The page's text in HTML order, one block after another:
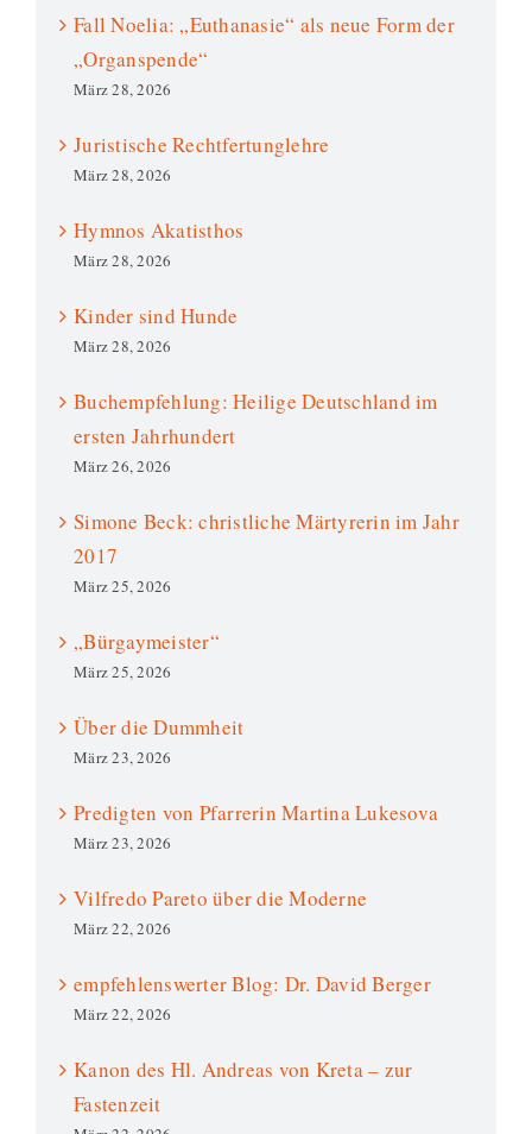
Fall Noelia: „Euthanasie“ als neue Form der
„Organspende“
März 28, 2026
Juristische Rechtfertunglehre
März 28, 2026
Hymnos Akatisthos
März 28, 2026
Kinder sind Hunde
März 28, 2026
Buchempfehlung: Heilige Deutschland im
ersten Jahrhundert
März 26, 2026
Simone Beck: christliche Märtyrerin im Jahr
2017
März 25, 2026
„Bürgaymeister“
März 25, 2026
Über die Dummheit
März 23, 2026
Predigten von Pfarrerin Martina Lukesova
März 23, 2026
Vilfredo Pareto über die Moderne
März 22, 2026
empfehlenswerter Blog: Dr. David Berger
März 22, 2026
Kanon des Hl. Andreas von Kreta – zur
Fastenzeit